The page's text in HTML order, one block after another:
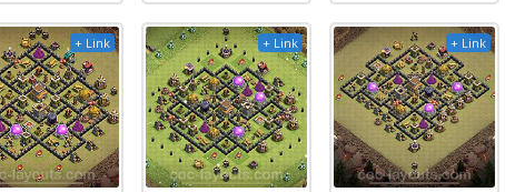
+ Link + Link + Link